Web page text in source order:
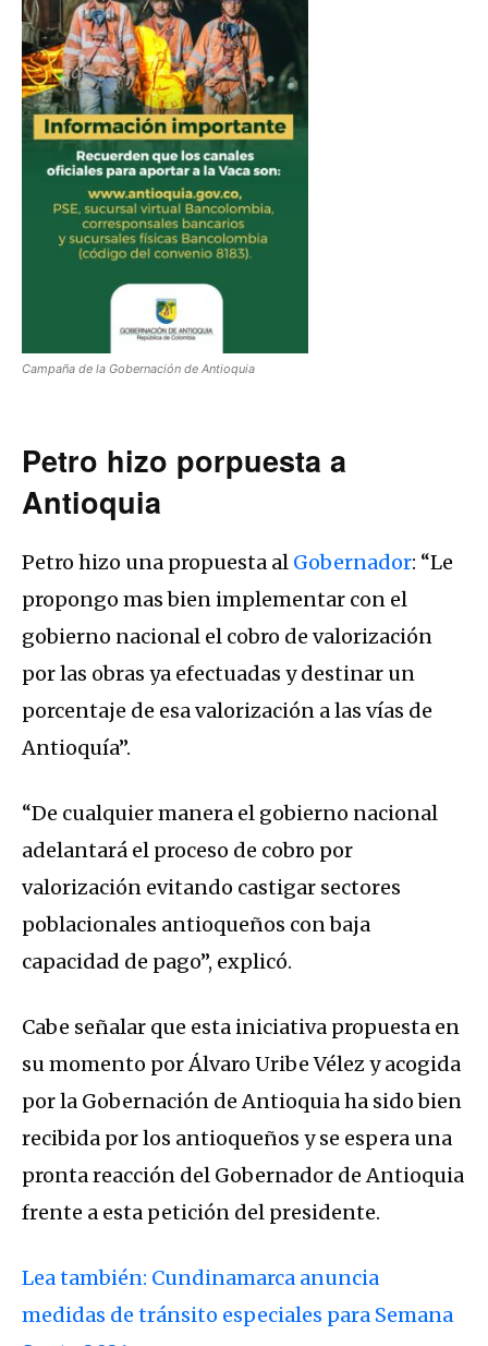
Campaña de la Gobernación de Antioquia
Petro hizo porpuesta a
Antioquia
Petro hizo una propuesta al Gobernador: “Le
propongo mas bien implementar con el
gobierno nacional el cobro de valorización
por las obras ya efectuadas y destinar un
porcentaje de esa valorización a las vías de
Antioquía”.
“De cualquier manera el gobierno nacional
adelantará el proceso de cobro por
valorización evitando castigar sectores
poblacionales antioqueños con baja
capacidad de pago”, explicó.
Cabe señalar que esta iniciativa propuesta en
su momento por Álvaro Uribe Vélez y acogida
por la Gobernación de Antioquia ha sido bien
recibida por los antioqueños y se espera una
pronta reacción del Gobernador de Antioquia
frente a esta petición del presidente.
Lea también: Cundinamarca anuncia
medidas de tránsito especiales para Semana